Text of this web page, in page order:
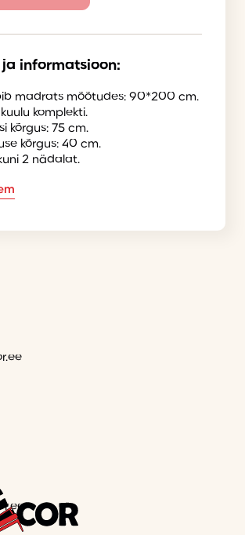
informatsioon:
madrats mõõtudes: 90*200 cm.
komplekti.
kõrgus: 75 cm.
kõrgus: 40 cm.
2 nädalat.